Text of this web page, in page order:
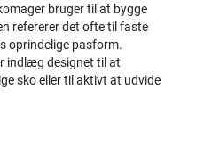
bruger til at bygge
refererer det ofte til faste
oprindelige pasform.
indlæg designet til at
sko eller til aktivt at udvide